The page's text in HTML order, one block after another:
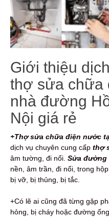
Giới thiệu
thợ sửa chữa
nhà đường
Nội giá rẻ
+Thợ sửa chữa điện nước
dịch vụ chuyên cung cấp thợ
âm tường, đi nổi. Sửa
nền, âm trần, đi nổi, trong
bị vỡ, bị thủng, bị tắc.
+Có lẽ ai cũng đã từng gặp
hỏng, bị cháy hoặc đường